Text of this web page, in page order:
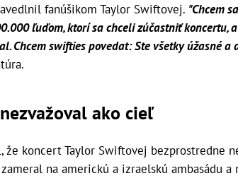
fanúšikom Taylor Swiftovej. "Chcem
ľuďom, ktorí sa chceli zúčastniť koncertu,
Chcem swifties povedat: Ste všetky úžasné a
ako cieľ
že koncert Taylor Swiftovej bezprostredne
na americkú a izraelskú ambasádu